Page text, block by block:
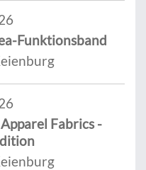
Funktionsband
Fabrics -